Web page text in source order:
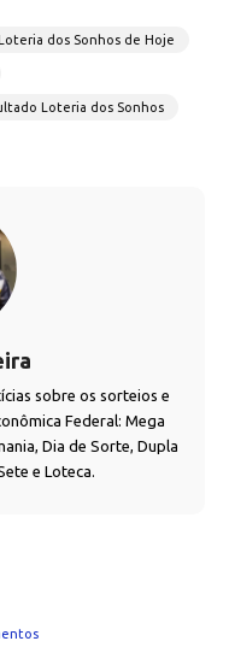
dos Sonhos de Hoje
Loteria dos Sonhos
sobre os sorteios e
Federal: Mega
Dia de Sorte, Dupla
e Loteca.